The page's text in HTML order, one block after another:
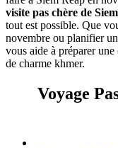
visite pas chère de
tout est possible. Que
novembre ou planifier un
vous aide à préparer
de charme khmer.
Voyage